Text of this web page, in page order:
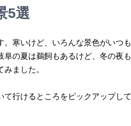
5選
寒いけど、いろんな景色がいつ
の夏は鵜飼もあるけど、冬の夜も
ました。
行けるところをピックアップして